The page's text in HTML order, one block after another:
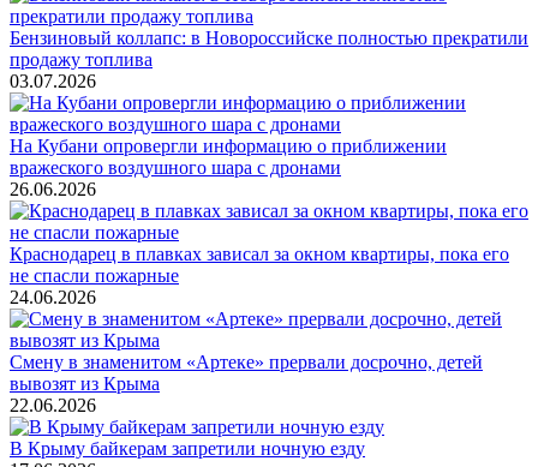
Бензиновый коллапс: в Новороссийске полностью прекратили
продажу топлива
03.07.2026
На Кубани опровергли информацию о приближении
вражеского воздушного шара с дронами
26.06.2026
Краснодарец в плавках зависал за окном квартиры, пока его
не спасли пожарные
24.06.2026
Смену в знаменитом «Артеке» прервали досрочно, детей
вывозят из Крыма
22.06.2026
В Крыму байкерам запретили ночную езду